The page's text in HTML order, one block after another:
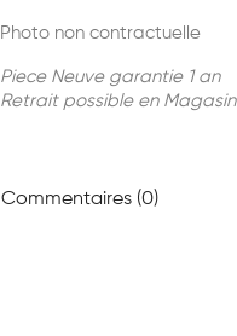
Photo non contractuelle
Piece Neuve garantie 1 an
Retrait possible en Magasin
Commentaires (0)